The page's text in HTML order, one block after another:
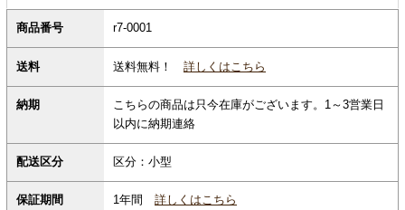
商品番号 r7-0001
送料 送料無料！ 詳しくはこちら
納期
こちらの商品は只今在庫がございます。1～3営業日
以内に納期連絡
配送区分 区分：小型
保証期間 1年間 詳しくはこちら